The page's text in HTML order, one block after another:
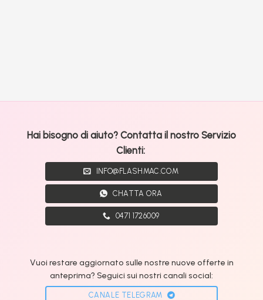
Hai bisogno di aiuto? Contatta il nostro Servizio
Clienti:
INFO@FLASHMAC.COM
CHATTA ORA
0471 1726009
Vuoi restare aggiornato sulle nostre nuove offerte in
anteprima? Seguici sui nostri canali social:
CANALE TELEGRAM